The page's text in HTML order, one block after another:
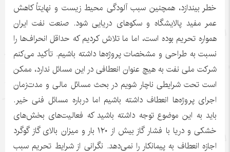
خطر بیندازد، همچنین سبب آلودگی محیط زیست و نهایتاً کاهش
عمر مفید پالایشگاه و سکوهای دریایی شود. صنعت نفت ایران
همواره تحریم بوده است، اما ما تلاش کردیم که حداقل انحراف‌ها را
نسبت به طراحی و مشخصات پروژه‌ها داشته باشیم. تأکید می‌کنم
شرکت ملی نفت به هیچ عنوان انعطافی در این مسائل ندارد، ممکن
است تحت شرایطی ناچار شویم در بحث مسائل مالی و مدت‌زمان
اجرای پروژه‌ها انعطاف داشته باشیم اما درباره مسائل فنی خیر.
باید به این موضوع توجه داشته باشید که فعالیت‌های بخش‌های
خشکی و دریا با فشار گاز بیش از ۱۲۰ بار و میزان بالای گاز گوگرد
اجازه انعطاف به پیمانکار را نمی‌دهد. نگرانی از شرایط تحریم سبب